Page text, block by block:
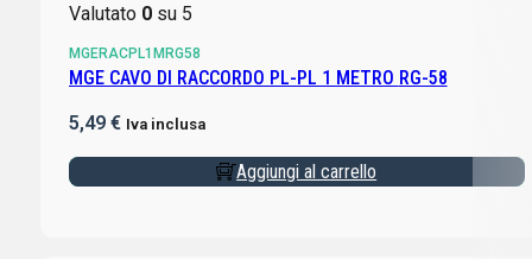
Valutato 0su 5
MGERACPL1MRG58
MGE CAVO DI RACCORDO PL-PL 1 METRO RG-58
5,49 € Iva inclusa
Aggiungi al carrello